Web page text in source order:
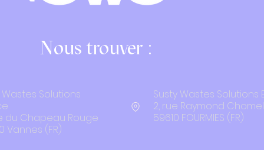
Nous trouver :
Wastes Solutions
du Chapeau Rouge
Vannes (FR)
Susty Wastes Solutions
2, rue Raymond Chomel
59610 FOURMIES (FR)